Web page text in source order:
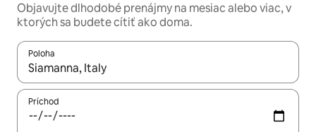
Objavujte dlhodobé prenájmy na mesiac alebo viac, v
ktorých sa budete cítiť ako doma.
Poloha
Keď budú výsledky k dispozícii, môžete si ich prechádzať
Príchod